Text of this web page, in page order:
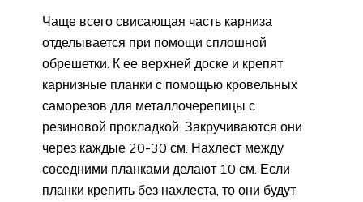
Чаще всего свисающая часть карниза
отделывается при помощи сплошной
обрешетки. К ее верхней доске и крепят
карнизные планки с помощью кровельных
саморезов для металлочерепицы с
резиновой прокладкой. Закручиваются они
через каждые 20-30 см. Нахлест между
соседними планками делают 10 см. Если
планки крепить без нахлеста, то они будут